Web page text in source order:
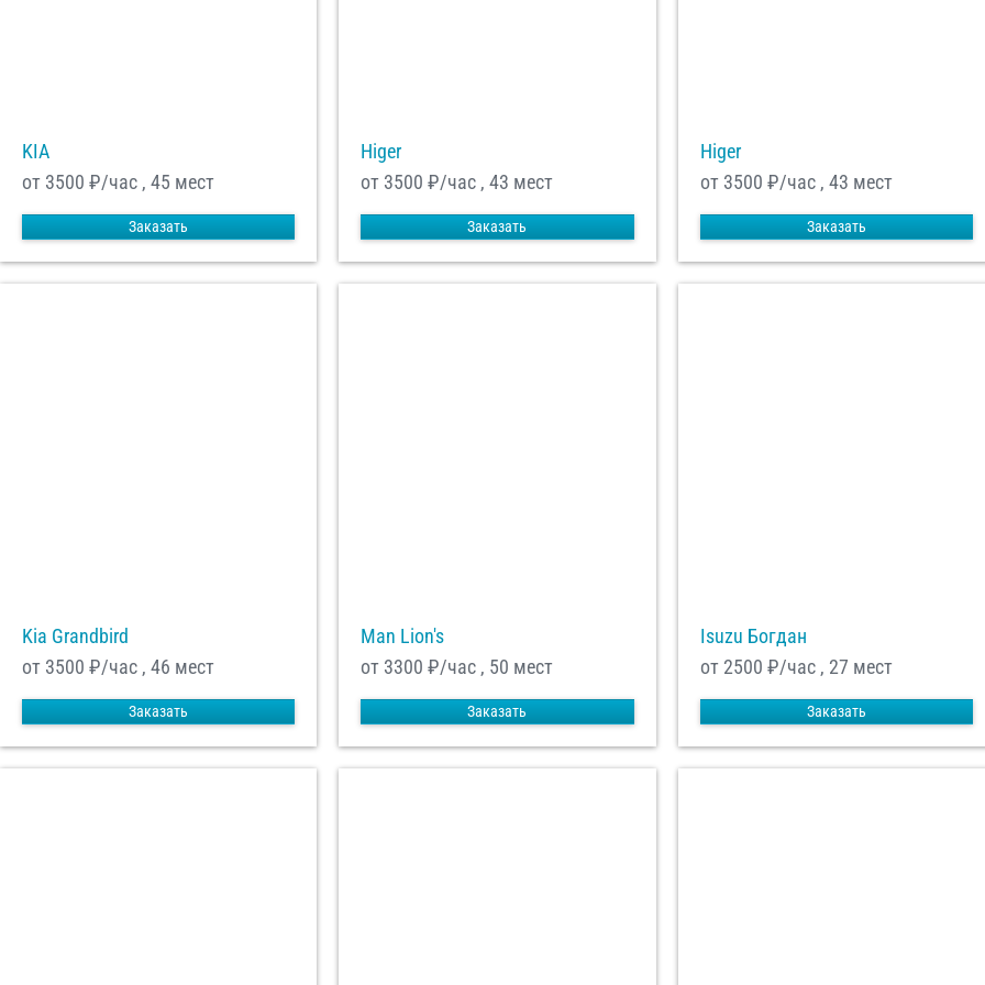
KIA
от 3500 ₽/час , 45 мест
Заказать
Higer
от 3500 ₽/час , 43 мест
Заказать
Higer
от 3500 ₽/час , 43 мест
Заказать
Kia Grandbird
от 3500 ₽/час , 46 мест
Заказать
Man Lion's
от 3300 ₽/час , 50 мест
Заказать
Isuzu Богдан
от 2500 ₽/час , 27 мест
Заказать